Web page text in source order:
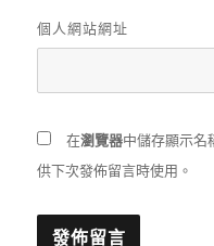
個人網站網址
在瀏覽器中儲存顯示名
供下次發佈留言時使用。